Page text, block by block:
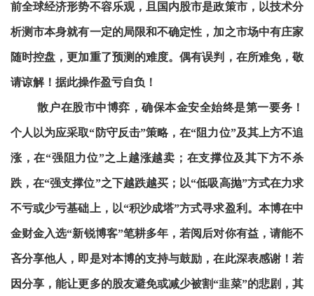
前全球经济形势不容乐观，且国内股市是政策市，以技术分
析测市本身就有一定的局限和不确定性，加之市场中有庄家
随时控盘，更加重了预测的难度。偶有误判，在所难免，敬
请谅解！据此操作盈亏自负！
散户在股市中博弈，确保本金安全始终是第一要务！
个人以为应采取“防守反击”策略，在“阻力位”及其上方不追
涨，在“强阻力位”之上越涨越卖；在支撑位及其下方不杀
跌，在“强支撑位”之下越跌越买；以“低吸高抛”方式在力求
不亏或少亏基础上，以“积沙成塔”方式寻求盈利。本博在中
金财金入选“新锐博客”笔耕多年，若阅后对你有益，请能不
吝分享他人，即是对本博的支持与鼓励，在此深表感谢！若
因分享，能让更多的股友避免或减少被割“韭菜”的悲剧，其